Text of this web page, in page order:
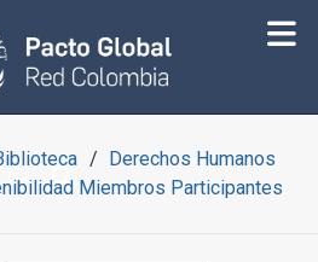
Derechos Humanos
Miembros Participantes